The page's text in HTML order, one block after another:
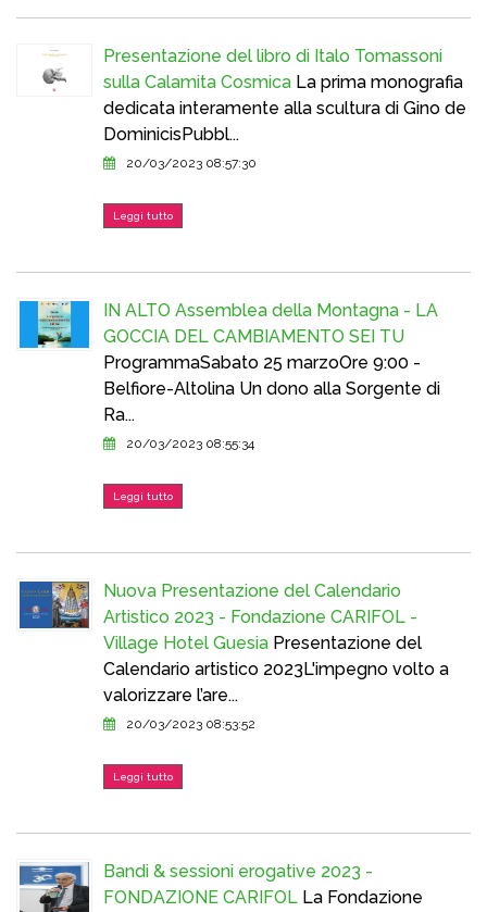
Presentazione del libro di Italo Tomassoni
sulla Calamita Cosmica La prima monografia
dedicata interamente alla scultura di Gino de
DominicisPubbl...
20/03/2023 08:57:30
Leggi tutto
IN ALTO Assemblea della Montagna - LA
GOCCIA DEL CAMBIAMENTO SEI TU
ProgrammaSabato 25 marzoOre 9:00 -
Belfiore-Altolina Un dono alla Sorgente di
Ra...
20/03/2023 08:55:34
Leggi tutto
Nuova Presentazione del Calendario
Artistico 2023 - Fondazione CARIFOL -
Village Hotel Guesia Presentazione del
Calendario artistico 2023L'impegno volto a
valorizzare l’are...
20/03/2023 08:53:52
Leggi tutto
Bandi & sessioni erogative 2023 -
FONDAZIONE CARIFOL La Fondazione